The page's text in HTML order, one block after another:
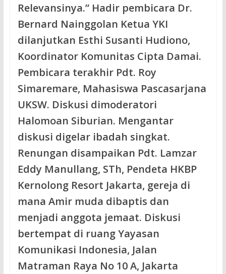
Relevansinya.” Hadir pembicara Dr.
Bernard Nainggolan Ketua YKI
dilanjutkan Esthi Susanti Hudiono,
Koordinator Komunitas Cipta Damai.
Pembicara terakhir Pdt. Roy
Simaremare, Mahasiswa Pascasarjana
UKSW. Diskusi dimoderatori
Halomoan Siburian. Mengantar
diskusi digelar ibadah singkat.
Renungan disampaikan Pdt. Lamzar
Eddy Manullang, STh, Pendeta HKBP
Kernolong Resort Jakarta, gereja di
mana Amir muda dibaptis dan
menjadi anggota jemaat. Diskusi
bertempat di ruang Yayasan
Komunikasi Indonesia, Jalan
Matraman Raya No 10 A, Jakarta